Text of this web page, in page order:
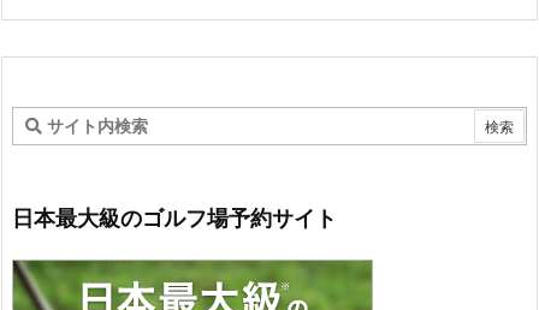
日本最大級のゴルフ場予約サイト